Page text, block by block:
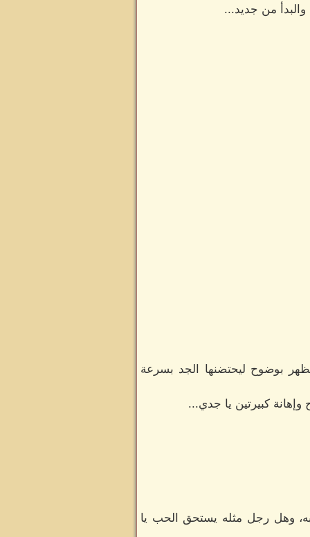
من جديد...
بوضوح ليحتضنها الجد بسرعة
كبيرتين يا جدي...
وهل رجل مثله يستحق الحب يا